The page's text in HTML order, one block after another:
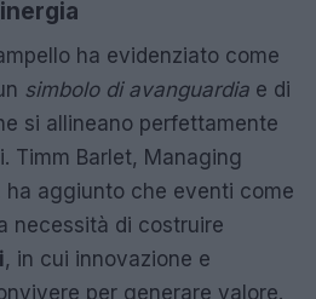
ha evidenziato come
simbolo di avanguardia e di
si allineano perfettamente
Timm Barlet, Managing
ha aggiunto che eventi come
necessità di costruire
, in cui innovazione e
per generare valore.